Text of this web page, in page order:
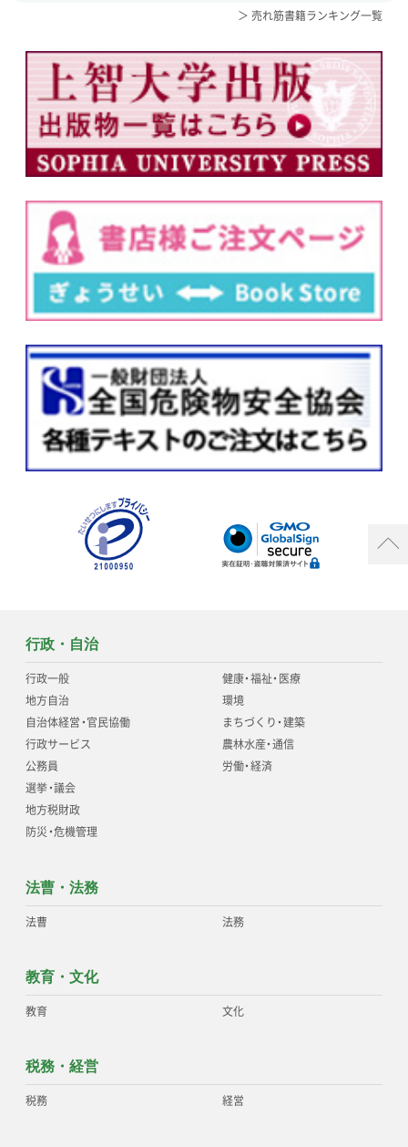
＞ 売れ筋書籍ランキング一覧
行政・自治
行政一般
地方自治
自治体経営・官民協働
行政サービス
公務員
選挙・議会
地方税財政
防災・危機管理
健康・福祉・医療
環境
まちづくり・建築
農林水産・通信
労働・経済
法曹・法務
法曹 法務
教育・文化
教育 文化
税務・経営
税務 経営